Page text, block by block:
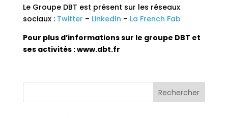
Le Groupe DBT est présent sur les réseaux
sociaux : Twitter – LinkedIn – La French Fab
Pour plus d’informations sur le groupe DBT et
ses activités :www.dbt.fr